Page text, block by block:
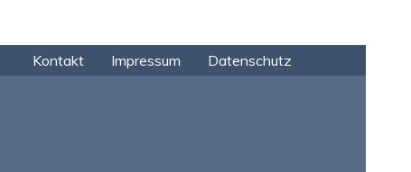
Kontakt Impressum Datenschutz